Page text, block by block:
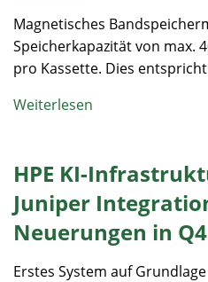
Magnetisches
Speicherkapazität von max.
pro Kassette. Dies
Weiterlesen
HPE KI-
Juniper
Neuerungen in
Erstes System auf Grundlage